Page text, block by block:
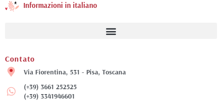
Informazioni in italiano
Contato
Via Fiorentina, 531 - Pisa, Toscana
(+39) 3661 252525
(+39) 3341946601